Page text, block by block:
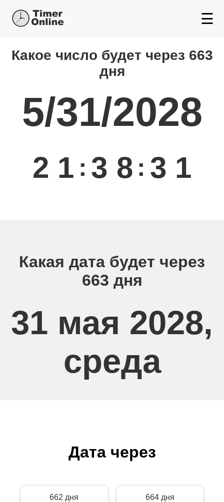
☰
Какой день будет через
Какое число будет через 663
дня
5/31/2028
2 1 : 3 8 : 3 1
Какая дата будет через
663 дня
31 мая 2028,
среда
Дата через
662 дня 664 дня